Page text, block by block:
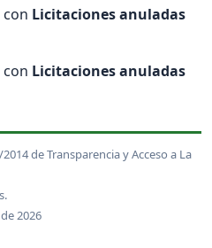
Licitaciones anuladas
Licitaciones anuladas
de Transparencia y Acceso a La
2026